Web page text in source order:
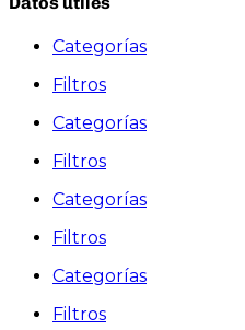
Categorías
Filtros
Categorías
Filtros
Categorías
Filtros
Categorías
Filtros